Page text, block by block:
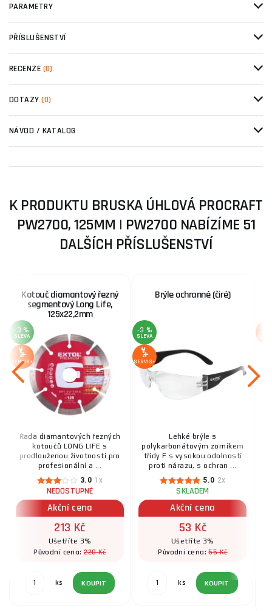
PARAMETRY
PŘÍSLUŠENSTVÍ
RECENZE (0)
DOTAZY(0)
NÁVOD / KATALOG
K PRODUKTU BRUSKA ÚHLOVÁ PROCRAFT
PW2700, 125MM | PW2700 NABÍZÍME 51
DALŠÍCH PŘÍSLUŠENSTVÍ
Kotouč diamantový řezný
segmentový Long Life,
125x22,2mm
-3 %
SLEVA
SERVIS+
Řada diamantových řezných
kotoučů LONG LIFE s
prodlouženou životností pro
profesionální a ...
3.0 1x
NEDOSTUPNÉ
Akční cena
213 Kč
Ušetříte 3%
Původní cena:220 Kč
ks KOUPIT
Brýle ochranné (čiré)
-3 %
SLEVA
SERVIS+
Lehké brýle s
polykarbonátovým zorníkem
třídy F s vysokou odolností
proti nárazu, s ochran ...
5.0 2x
SKLADEM
Akční cena
53 Kč
Ušetříte 3%
Původní cena:55 Kč
ks KOUPIT